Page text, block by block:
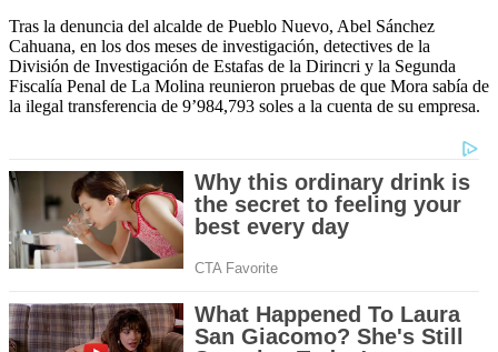
Tras la denuncia del alcalde de Pueblo Nuevo, Abel Sánchez
Cahuana, en los dos meses de investigación, detectives de la
División de Investigación de Estafas de la Dirincri y la Segunda
Fiscalía Penal de La Molina reunieron pruebas de que Mora sabía de
la ilegal transferencia de 9’984,793 soles a la cuenta de su empresa.